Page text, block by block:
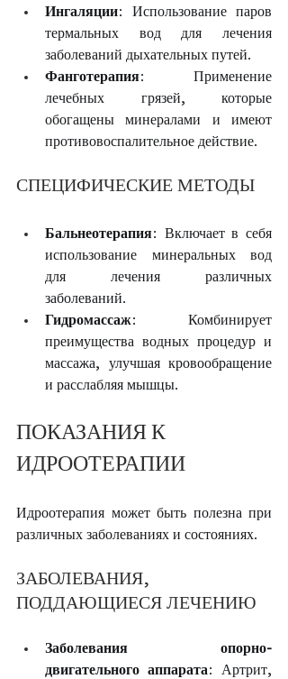
Ингаляции: Использование паров
термальных вод для лечения
заболеваний дыхательных путей.
Фанготерапия: Применение
лечебных грязей, которые
обогащены минералами и имеют
противовоспалительное действие.
СПЕЦИФИЧЕСКИЕ МЕТОДЫ
Бальнеотерапия: Включает в себя
использование минеральных вод
для лечения различных
заболеваний.
Гидромассаж: Комбинирует
преимущества водных процедур и
массажа, улучшая кровообращение
и расслабляя мышцы.
ПОКАЗАНИЯ К
ИДРООТЕРАПИИ
Идроотерапия может быть полезна при
различных заболеваниях и состояниях.
ЗАБОЛЕВАНИЯ,
ПОДДАЮЩИЕСЯ ЛЕЧЕНИЮ
Заболевания опорно-
двигательного аппарата: Артрит,